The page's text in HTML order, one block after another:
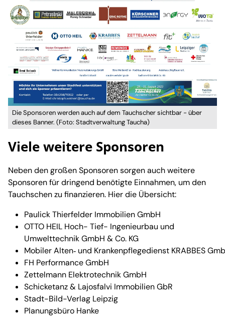
Die Sponsoren werden auch auf dem Tauchscher sichtbar - über
dieses Banner. (Foto: Stadtverwaltung Taucha)
Viele weitere Sponsoren
Neben den großen Sponsoren sorgen auch weitere
Sponsoren für dringend benötigte Einnahmen, um den
Tauchschen zu finanzieren. Hier die Übersicht:
Paulick Thierfelder Immobilien GmbH
OTTO HEIL Hoch- Tief- Ingenieurbau und
Umwelttechnik GmbH & Co. KG
Mobiler Alten‑ und Krankenpflegedienst KRABBES
FH Performance GmbH
Zettelmann Elektrotechnik GmbH
Schicketanz & Lajosfalvi Immobilien GbR
Stadt-Bild-Verlag Leipzig
Planungsbüro Hanke